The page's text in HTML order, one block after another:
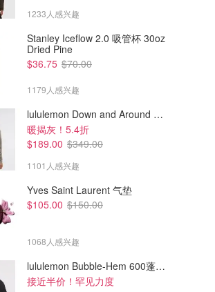
1233人感兴趣
Stanley Iceflow 2.0 吸管杯 30oz
Dried Pine
$36.75 $70.00
1179人感兴趣
lululemon Down and Around 羽绒夹克
暖揭灰！5.4折
$189.00 $349.00
1101人感兴趣
Yves Saint Laurent 气垫
$105.00 $150.00
1068人感兴趣
lululemon Bubble-Hem 600蓬松羽绒夹克
接近半价！罕见力度